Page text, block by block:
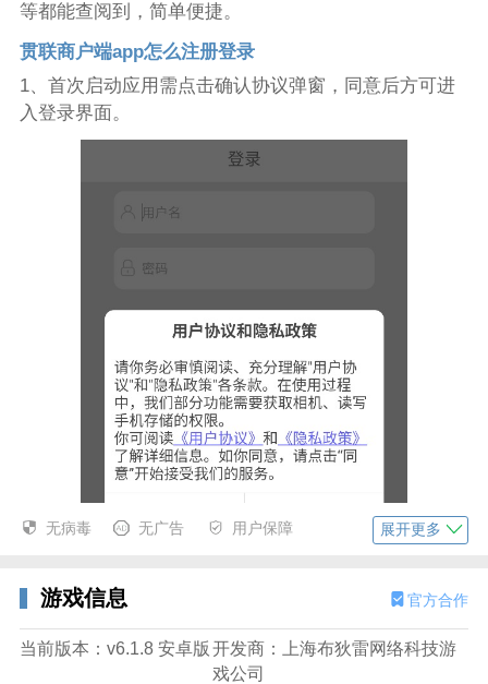
等都能查阅到，简单便捷。
贯联商户端app怎么注册登录
1、首次启动应用需点击确认协议弹窗，同意后方可进
入登录界面。
无病毒 无广告 用户保障 展开更多
游戏信息 官方合作
当前版本：v6.1.8 安卓版 开发商：上海布狄雷网络科技游
戏公司